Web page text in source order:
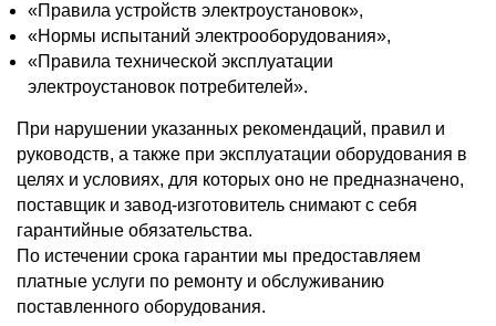
«Правила устройств электроустановок»,
«Нормы испытаний электрооборудования»,
«Правила технической эксплуатации
электроустановок потребителей».
При нарушении указанных рекомендаций, правил и
руководств, а также при эксплуатации оборудования в
целях и условиях, для которых оно не предназначено,
поставщик и завод-изготовитель снимают с себя
гарантийные обязательства.
По истечении срока гарантии мы предоставляем
платные услуги по ремонту и обслуживанию
поставленного оборудования.